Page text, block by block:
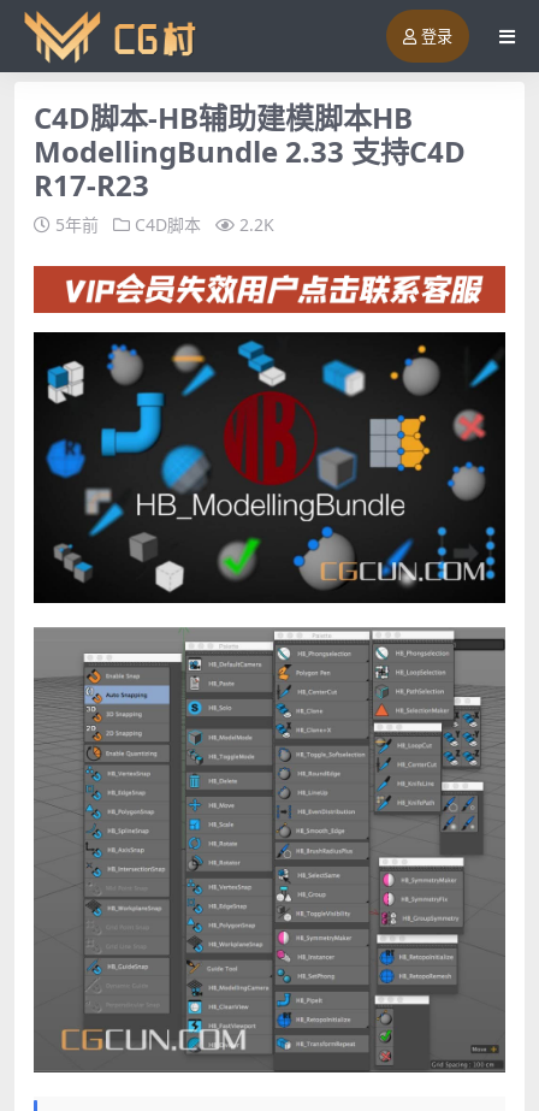
登录
C4D脚本-HB辅助建模脚本HB
ModellingBundle 2.33 支持C4D
R17-R23
5年前 C4D脚本 2.2K